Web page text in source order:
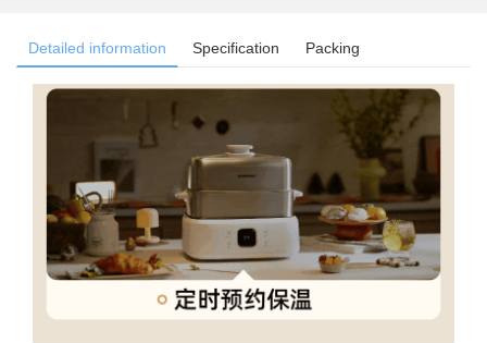
Detailed information Specification Packing